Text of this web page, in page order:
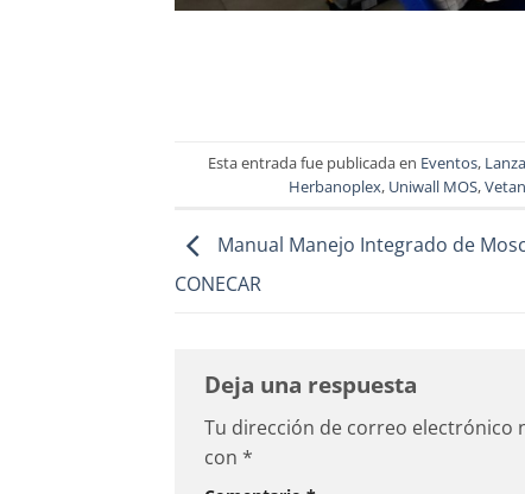
Esta entrada fue publicada en Eventos,
Herbanoplex, Uniwall MOS,
Manual Manejo Integrado de
CONECAR
Deja una respuesta
Tu dirección de correo electrónico
con *